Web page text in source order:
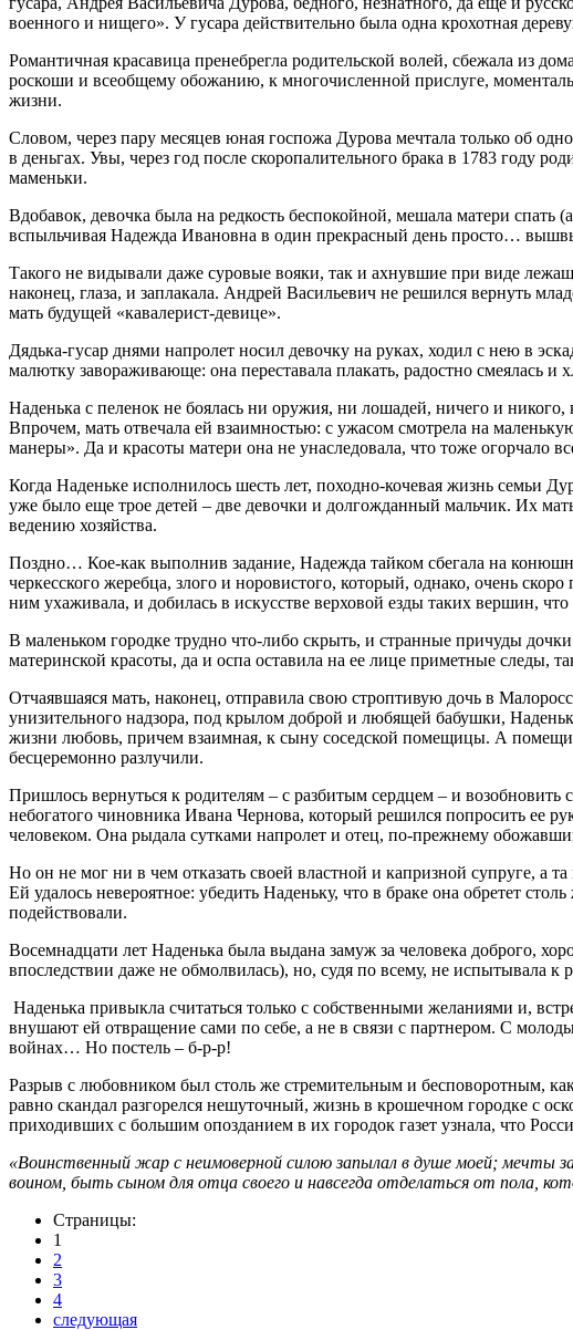
военного и нищего». У гусара действительно была одна крохотная
Романтичная красавица пренебрегла родительской волей, сбежала из
роскоши и всеобщему обожанию, к многочисленной прислуге,
жизни.
Словом, через пару месяцев юная госпожа Дурова мечтала только об
в деньгах. Увы, через год после скоропалительного брака в 1783 году
маменьки.
Вдобавок, девочка была на редкость беспокойной, мешала матери
вспыльчивая Надежда Ивановна в один прекрасный день просто…
Такого не видывали даже суровые вояки, так и ахнувшие при виде
наконец, глаза, и заплакала. Андрей Васильевич не решился вернуть
мать будущей «кавалерист-девице».
Дядька-гусар днями напролет носил девочку на руках, ходил с нею в
малютку завораживающе: она переставала плакать, радостно смеялась и
Наденька с пеленок не боялась ни оружия, ни лошадей, ничего и
Впрочем, мать отвечала ей взаимностью: с ужасом смотрела на
манеры». Да и красоты матери она не унаследовала, что тоже огорчало
Когда Наденьке исполнилось шесть лет, походно-кочевая жизнь семьи
уже было еще трое детей – две девочки и долгожданный мальчик. Их
ведению хозяйства.
Поздно… Кое-как выполнив задание, Надежда тайком сбегала на
черкесского жеребца, злого и норовистого, который, однако, очень
ним ухаживала, и добилась в искусстве верховой езды таких вершин,
В маленьком городке трудно что-либо скрыть, и странные причуды
материнской красоты, да и оспа оставила на ее лице приметные
Отчаявшаяся мать, наконец, отправила свою строптивую дочь в
унизительного надзора, под крылом доброй и любящей бабушки,
жизни любовь, причем взаимная, к сыну соседской помещицы. А
бесцеремонно разлучили.
Пришлось вернуться к родителям – с разбитым сердцем – и
небогатого чиновника Ивана Чернова, который решился попросить ее
человеком. Она рыдала сутками напролет и отец, по-прежнему
Но он не мог ни в чем отказать своей властной и капризной супруге, а
Ей удалось невероятное: убедить Наденьку, что в браке она обретет
подействовали.
Восемнадцати лет Наденька была выдана замуж за человека доброго,
впоследствии даже не обмолвилась), но, судя по всему, не испытывала
Наденька привыкла считаться только с собственными желаниями и,
внушают ей отвращение сами по себе, а не в связи с партнером. С
войнах… Но постель – б-р-р!
Разрыв с любовником был столь же стремительным и бесповоротным,
равно скандал разгорелся нешуточный, жизнь в крошечном городке с
приходивших с большим опозданием в их городок газет узнала, что
«Воинственный жар с неимоверной силою запылал в душе моей; мечты
воином, быть сыном для отца своего и навсегда отделаться от пола,
Страницы:
1
2
3
4
следующая